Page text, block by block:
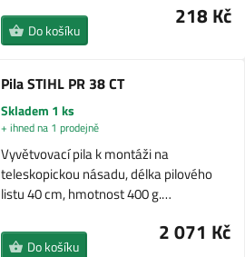
218 Kč
Do košíku
Pila STIHL PR 38 CT
Skladem 1 ks
+ ihned na 1 prodejně
Vyvětvovací pila k montáži na
teleskopickou násadu, délka pilového
listu 40 cm, hmotnost 400 g.…
2 071 Kč
Do košíku